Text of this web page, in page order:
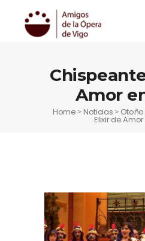
Amor
Home >Noticias >
Elixir de